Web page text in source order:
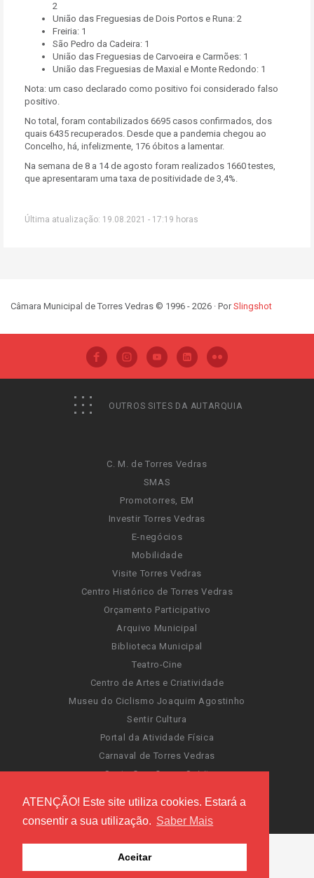
ATENÇÃO! Este site utiliza cookies. Estará a
consentir a sua utilização. Saber Mais
Aceitar
2
União das Freguesias de Dois Portos e Runa: 2
Freiria: 1
São Pedro da Cadeira: 1
União das Freguesias de Carvoeira e Carmões: 1
União das Freguesias de Maxial e Monte Redondo: 1
Nota: um caso declarado como positivo foi considerado falso
positivo.
No total, foram contabilizados 6695 casos confirmados, dos
quais 6435 recuperados. Desde que a pandemia chegou ao
Concelho, há, infelizmente, 176 óbitos a lamentar.
Na semana de 8 a 14 de agosto foram realizados 1660 testes,
que apresentaram uma taxa de positividade de 3,4%.
Última atualização: 19.08.2021 - 17:19 horas
Câmara Municipal de Torres Vedras © 1996 - 2026 · PorSlingshot
OUTROS SITES DA AUTARQUIA
C. M. de Torres Vedras
SMAS
Promotorres, EM
Investir Torres Vedras
E-negócios
Mobilidade
Visite Torres Vedras
Centro Histórico de Torres Vedras
Orçamento Participativo
Arquivo Municipal
Biblioteca Municipal
Teatro-Cine
Centro de Artes e Criatividade
Museu do Ciclismo Joaquim Agostinho
Sentir Cultura
Portal da Atividade Física
Carnaval de Torres Vedras
Santa Cruz Ocean Spirit